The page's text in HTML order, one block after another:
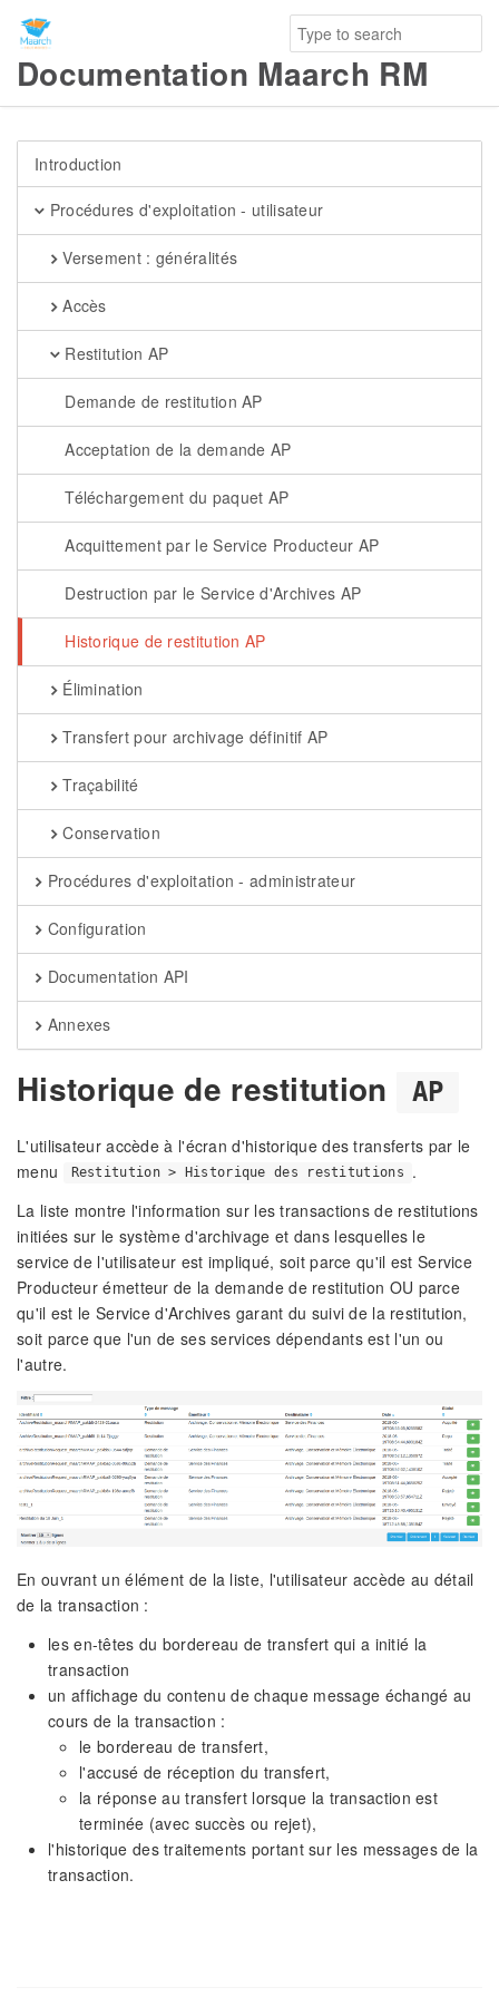
Documentation Maarch RM
Introduction
Procédures d'exploitation - utilisateur
Versement : généralités
Accès
Restitution AP
Demande de restitution AP
Acceptation de la demande AP
Téléchargement du paquet AP
Acquittement par le Service Producteur AP
Destruction par le Service d'Archives AP
Historique de restitution AP
Élimination
Transfert pour archivage définitif AP
Traçabilité
Conservation
Procédures d'exploitation - administrateur
Configuration
Documentation API
Annexes
Historique de restitution AP
L'utilisateur accède à l'écran d'historique des transferts par le
menu
Restitution > Historique des restitutions
.
La liste montre l'information sur les transactions de restitutions
initiées sur le système d'archivage et dans lesquelles le
service de l'utilisateur est impliqué, soit parce qu'il est Service
Producteur émetteur de la demande de restitution OU parce
qu'il est le Service d'Archives garant du suivi de la restitution,
soit parce que l'un de ses services dépendants est l'un ou
l'autre.
En ouvrant un élément de la liste, l'utilisateur accède au détail
de la transaction :
les en-têtes du bordereau de transfert qui a initié la
transaction
un affichage du contenu de chaque message échangé au
cours de la transaction :
le bordereau de transfert,
l'accusé de réception du transfert,
la réponse au transfert lorsque la transaction est
terminée (avec succès ou rejet),
l'historique des traitements portant sur les messages de la
transaction.